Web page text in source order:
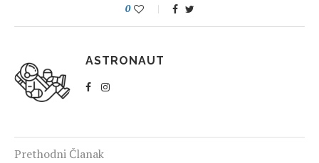
0
ASTRONAUT
Prethodni Članak